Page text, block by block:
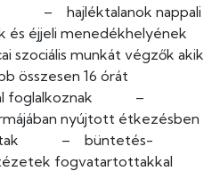
– hajléktalanok nappali
és éjjeli menedékhelyének
szociális munkát végzők akik
összesen 16 órát
foglalkoznak –
nyújtott étkezésben
– büntetés-
fogvatartottakkal